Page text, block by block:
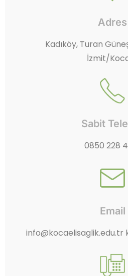
Adres
Kadıköy, Turan
İzmit/
Sabit
0850 228
Email
info@kocaelisaglik.edu.tr